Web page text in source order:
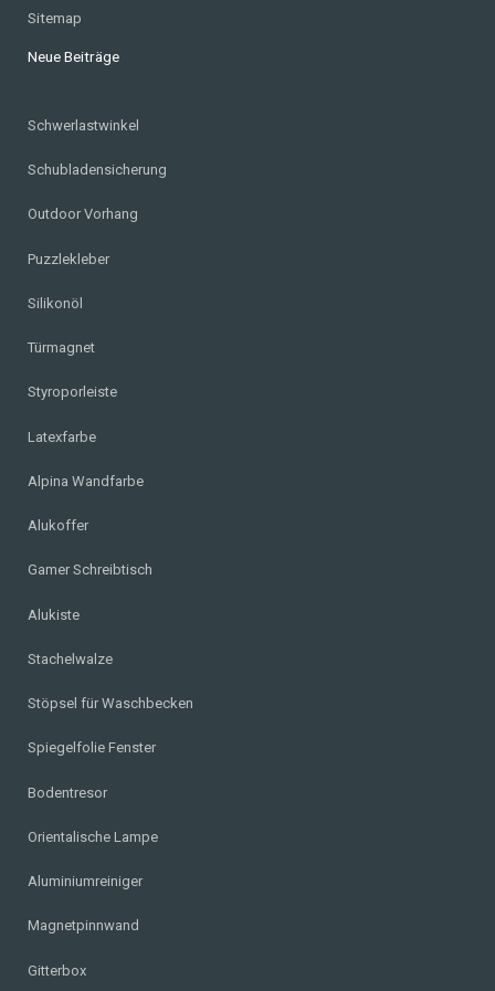
Sitemap
Neue Beiträge
Schwerlastwinkel
Schubladensicherung
Outdoor Vorhang
Puzzlekleber
Silikonöl
Türmagnet
Styroporleiste
Latexfarbe
Alpina Wandfarbe
Alukoffer
Gamer Schreibtisch
Alukiste
Stachelwalze
Stöpsel für Waschbecken
Spiegelfolie Fenster
Bodentresor
Orientalische Lampe
Aluminiumreiniger
Magnetpinnwand
Gitterbox